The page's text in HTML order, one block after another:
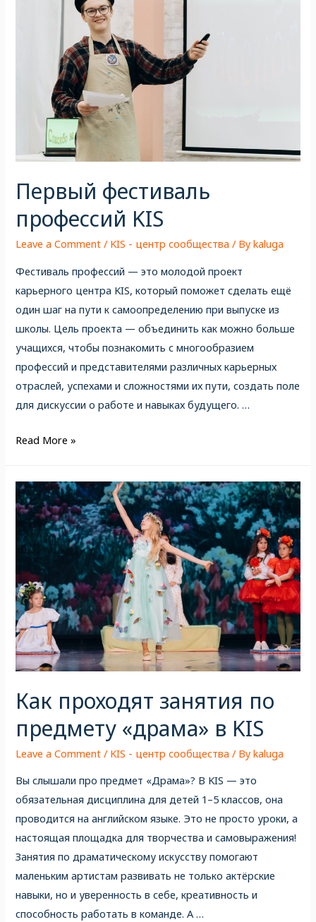
Первый фестиваль
профессий KIS
Leave a Comment / KIS - центр сообщества / Bykaluga
Фестиваль профессий — это молодой проект
карьерного центра KIS, который поможет сделать ещё
один шаг на пути к самоопределению при выпуске из
школы. Цель проекта — объединить как можно больше
учащихся, чтобы познакомить с многообразием
профессий и представителями различных карьерных
отраслей, успехами и сложностями их пути, создать поле
для дискуссии о работе и навыках будущего. …
Read More »
Как проходят занятия по
предмету «драма» в KIS
Leave a Comment / KIS - центр сообщества / Bykaluga
Вы слышали про предмет «Драма»? В KIS — это
обязательная дисциплина для детей 1–5 классов, она
проводится на английском языке. Это не просто уроки, а
настоящая площадка для творчества и самовыражения!
Занятия по драматическому искусству помогают
маленьким артистам развивать не только актёрские
навыки, но и уверенность в себе, креативность и
способность работать в команде. А …